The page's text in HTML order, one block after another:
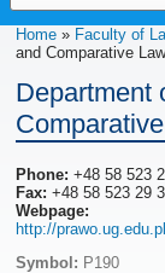
Home » Faculty of
and Comparative Law
Department
Phone: +48 58 523
Fax: +48 58 523 29
Webpage:
http://
Symbol: P190